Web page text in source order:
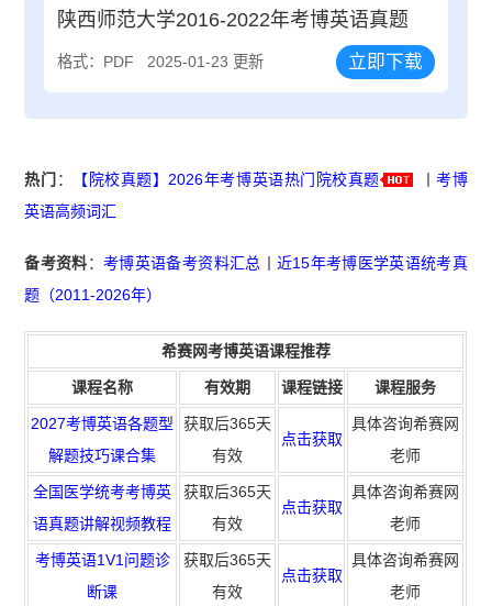
陕西师范大学2016-2022年考博英语真题
格式：PDF 2025-01-23 更新 立即下载
热门 ： 【院校真题】2026年考博英语热门院校真题 丨考博
英语高频词汇
备考资料：考博英语备考资料汇总
近15年考博医学英语统考真
题（2011-2026年）
希赛网考博英语课程推荐
课程名称 有效期 课程链接 课程服务
2027考博英语各题型
解题技巧课合集
获取后365天
有效
点击获取
具体咨询希赛网
老师
全国医学统考考博英
语真题讲解视频教程
获取后365天
有效
点击获取
具体咨询希赛网
老师
考博英语1V1问题诊
断课
获取后365天
有效
点击获取
具体咨询希赛网
老师